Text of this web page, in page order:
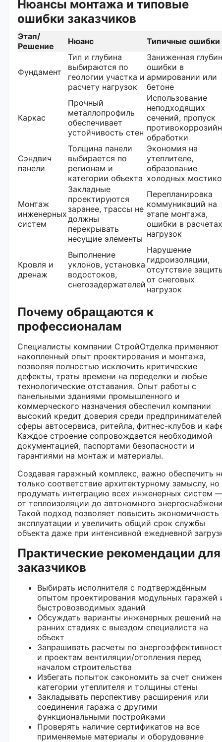
Нюансы монтажа и типовые
ошибки заказчиков
Этап/
Решение
Нюанс Типичные ошибки
Фундамент
Тип и глубина
выбираются по
геологии участка и
расчету нагрузок
Заниженная
ошибки в
армировании или
бетоне
Каркас
Прочный
металлопрофиль
обеспечивает
устойчивость стен
Использование
неподходящих
сечений, пропуск
обработки
Сэндвич
панели
Толщина панели
выбирается по
регионам и
категории объекта
Экономия на
утеплителе,
образование
холодных
Монтаж
инженерных
систем
Закладные
проектируются
заранее, трассы не
должны
перекрывать
несущие элементы
Перепланировка
коммуникаций на
этапе монтажа,
ошибки в расчетах
нагрузок
Кровля и
дренаж
Выполнение
уклонов, установка
водостоков,
снегозадержателей
Нарушение
гидроизоляции,
отсутствие
от снеговых
нагрузок
Почему обращаются к
профессионалам
Специалисты компании СтройОтделка применяют
накопленный опыт проектирования и монтажа,
позволяя полностью исключить критические
дефекты, траты времени на переделки и любые
технологические отставания. Опыт работы с
панельными зданиями промышленного и
коммерческого назначения обеспечил компании
высокий кредит доверия среди предпринимателей
сферы автосервиса, ритейла, фитнес-клубов и
Каждое строение сопровождается необходимой
документацией, паспортами безопасности и
гарантиями на монтаж и материалы.
Создавая гаражный комплекс, важно обеспечить
только соответствие архитектурному замыслу, но
продумать интеграцию всех инженерных систем
от теплоизоляции до автономного
Такой подход позволяет повысить экономичность
эксплуатации и увеличить общий срок службы
объекта даже при интенсивной ежедневной
Практические рекомендации для
заказчиков
Выбирать исполнителя с подтверждённым
опытом проектирования модульных гаражей
быстровозводимых зданий
Обсуждать варианты инженерных решений на
ранних стадиях с выездом специалиста на
объект
Запрашивать расчеты по
и проектам вентиляции/отопления перед
началом строительства
Избегать попыток сэкономить за счет
категории утеплителя и толщины стены
Закладывать перспективу расширения или
соединения гаража с другими
функциональными постройками
Проверять наличие сертификатов на все
применяемые материалы и оборудование